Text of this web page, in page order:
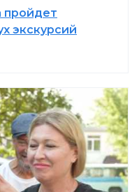
пройдет
экскурсий